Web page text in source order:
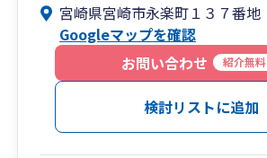
宮崎県宮崎市永楽町１３７番地
Googleマップを確認
お問い合わせ
紹介無料
検討リストに追加